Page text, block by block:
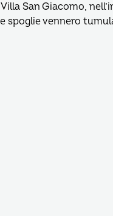
San Giacomo,
spoglie vennero